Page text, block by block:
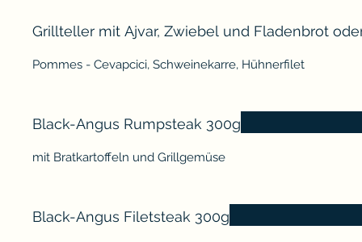
Grillteller mit Ajvar, Zwiebel und Fladenbrot
Pommes - Cevapcici, Schweinekarre, Hühnerfilet
Black-Angus Rumpsteak 300g
mit Bratkartoffeln und Grillgemüse
Black-Angus Filetsteak 300g